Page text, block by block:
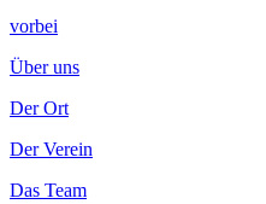
vorbei
Über uns
Der Ort
Der Verein
Das Team